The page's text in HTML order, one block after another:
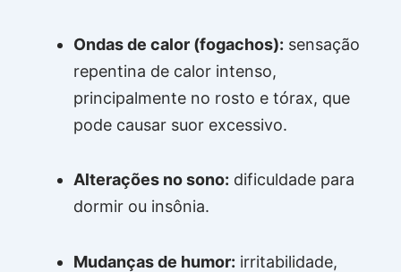
Ondas de calor (fogachos): sensação
repentina de calor intenso,
principalmente no rosto e tórax, que
pode causar suor excessivo.
Alterações no sono: dificuldade para
dormir ou insônia.
Mudanças de humor: irritabilidade,